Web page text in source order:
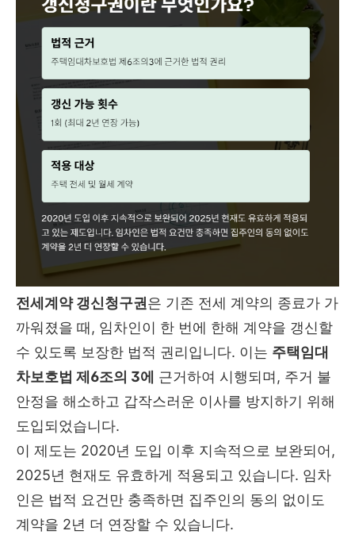
전세계약 갱신청구권 은 기존 전세 계약의 종료가 가
까워졌을 때, 임차인이 한 번에 한해 계약을 갱신할
수 있도록 보장한 법적 권리입니다. 이는 주택임대
차보호법 제6조의 3에 근거하여 시행되며, 주거 불
안정을 해소하고 갑작스러운 이사를 방지하기 위해
도입되었습니다.
이 제도는 2020년 도입 이후 지속적으로 보완되어,
2025년 현재도 유효하게 적용되고 있습니다. 임차
인은 법적 요건만 충족하면 집주인의 동의 없이도
계약을 2년 더 연장할 수 있습니다.